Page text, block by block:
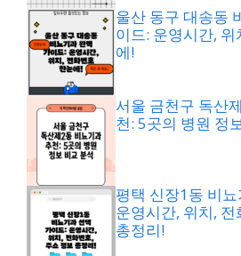
울산 동구 대송동
이드: 운영시간,
에!
서울 금천구 독산
천: 5곳의 병원 정
평택 신장1동 비
운영시간, 위치,
총정리!